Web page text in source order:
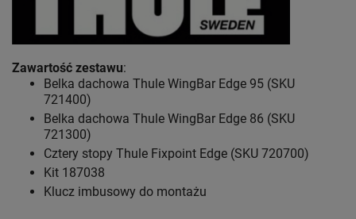
Zawartość zestawu:
Belka dachowa Thule WingBar Edge 95 (SKU
721400)
Belka dachowa Thule WingBar Edge 86 (SKU
721300)
Cztery stopy Thule Fixpoint Edge (SKU 720700)
Kit 187038
Klucz imbusowy do montażu